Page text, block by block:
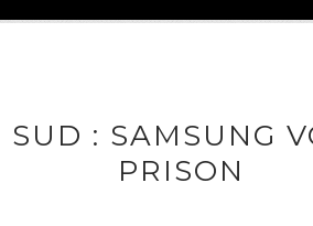
SUD : SAMSUNG
PRISON